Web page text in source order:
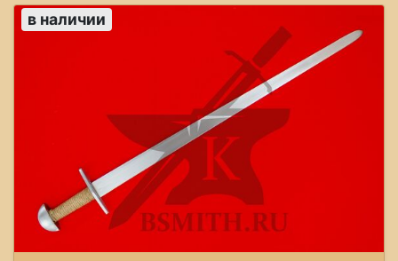
в наличии